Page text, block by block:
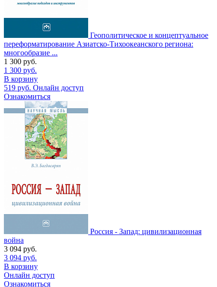
Геополитическое и концептуальное
переформатирование Азиатско-Тихоокеанского региона:
многообразие ...
1 300 руб.
1 300 руб.
В корзину
519 руб. Онлайн доступ
Ознакомиться
Россия - Запад: цивилизационная
война
3 094 руб.
3 094 руб.
В корзину
Онлайн доступ
Ознакомиться